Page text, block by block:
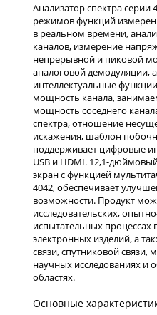
Анализатор спектра серии
режимов функций
в реальном времени,
каналов, измерение
непрерывной и пиковой
аналоговой демодуляции,
интеллектуальные
мощность канала,
мощность соседнего
спектра, отношение
искажения, шаблон
поддерживает цифровые
USB и HDMI. 12,1-
экран с функцией
4042, обеспечивает
возможности. Продукт
исследовательских,
испытательных
электронных изделий, а
связи, спутниковой связи,
научных исследованиях и
областях.
Основные